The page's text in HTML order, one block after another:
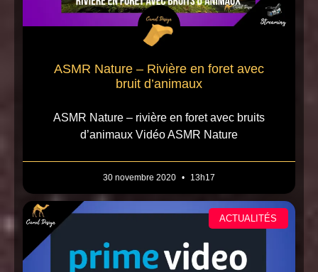
ASMR Nature – Rivière en foret avec
bruit d’animaux
ASMR Nature – rivière en foret avec bruits
d’animaux Vidéo ASMR Nature
30 novembre 2020 13h17
ACTUALITÉS